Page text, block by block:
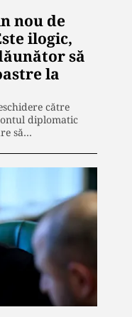
nou de
ilogic,
să
la
către
diplomatic
să…